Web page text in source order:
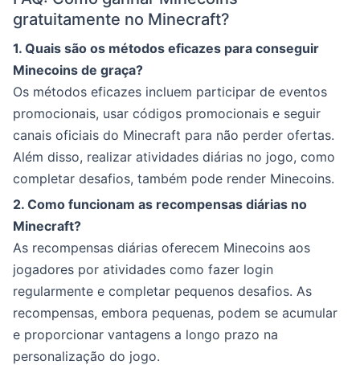
gratuitamente no Minecraft?
1. Quais são os métodos eficazes para conseguir
Minecoins de graça?
Os métodos eficazes incluem participar de eventos
promocionais, usar códigos promocionais e seguir
canais oficiais do Minecraft para não perder ofertas.
Além disso, realizar atividades diárias no jogo, como
completar desafios, também pode render Minecoins.
2. Como funcionam as recompensas diárias no
Minecraft?
As recompensas diárias oferecem Minecoins aos
jogadores por atividades como fazer login
regularmente e completar pequenos desafios. As
recompensas, embora pequenas, podem se acumular
e proporcionar vantagens a longo prazo na
personalização do jogo.